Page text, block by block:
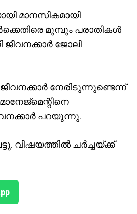
മാനസികമായി
മുമ്പും പരാതികൾ
ജോലി
നേരിടുന്നുണ്ടെന്ന്
പറയുന്നു.
വിഷയത്തിൽ ചർച്ചയ്ക്ക്